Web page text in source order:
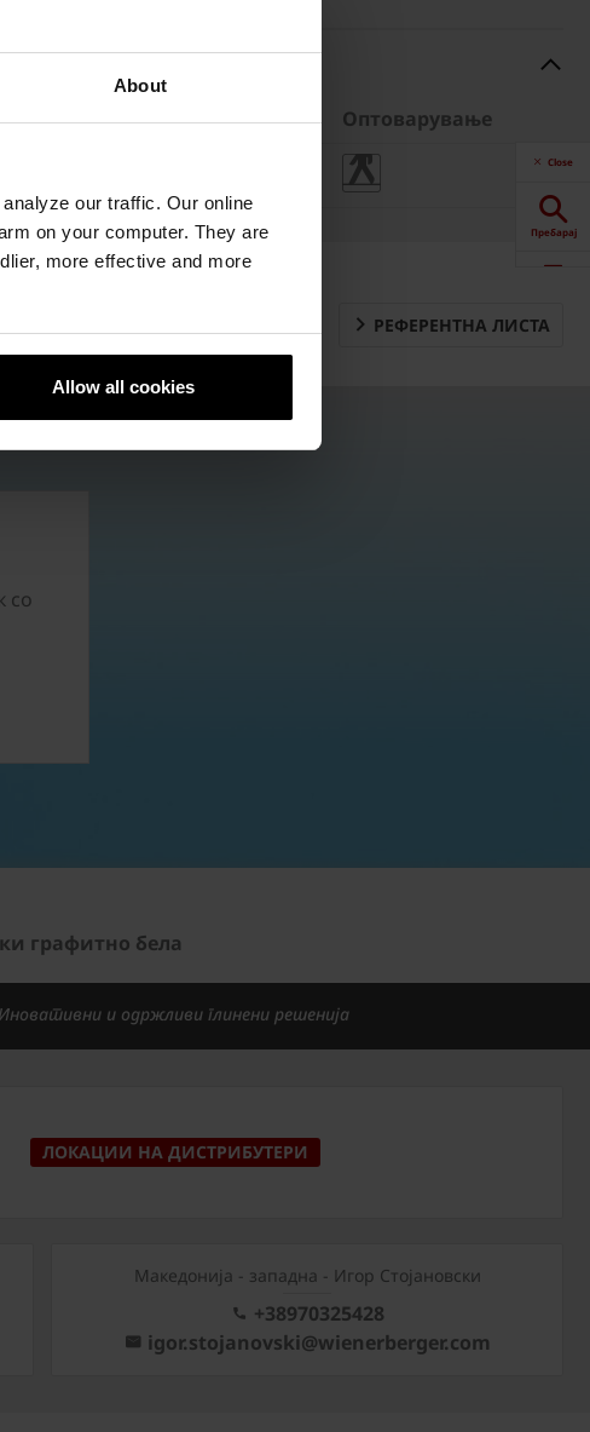
About
our traffic. Our online
on your computer. They are
more effective and more
Allow all cookies
Палети Тежина Оптоварување
РЕФЕРЕНТНА ЛИСТА
со
Close
Пребарај
графитно бела
Иновативни и одржливи глинени решенија
ЛОКАЦИИ НА ДИСТРИБУТЕРИ
Mакедонија - западна - Игор Стојановски
+38970325428
igor.stojanovski@wienerberger.com